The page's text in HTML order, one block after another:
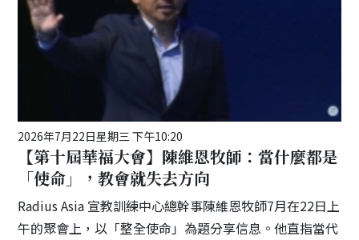
2026年7月22日星期三 下午10:20
【第十屆華福大會】陳維恩牧師：當什麼都是
「使命」，教會就失去方向
Radius Asia 宣教訓練中心總幹事陳維恩牧師7月在22日上
午的聚會上，以「整全使命」為題分享信息。他直指當代